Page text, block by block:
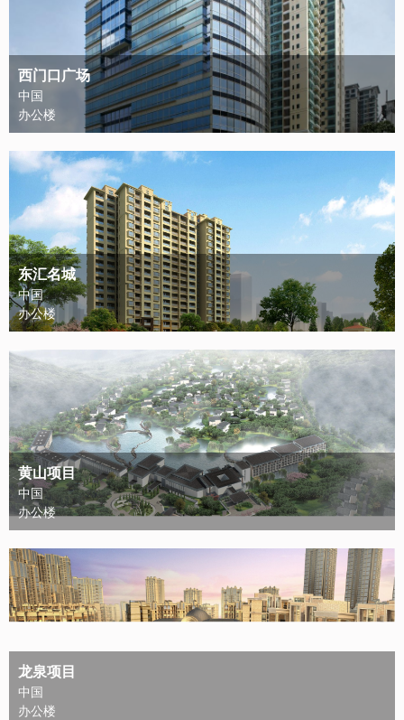
西门口广场
中国
办公楼
东汇名城
中国
办公楼
黄山项目
中国
办公楼
龙泉项目
中国
办公楼